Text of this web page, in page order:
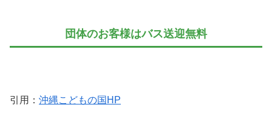
団体のお客様はバス送迎無料
引用： 沖縄こどもの国HP